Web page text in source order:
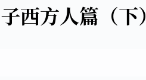
西方人篇（下）